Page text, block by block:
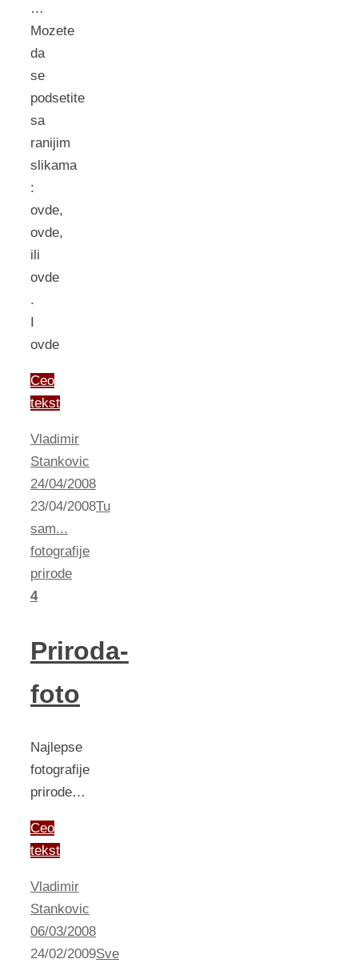
…
Mozete
da
se
podsetite
sa
ranijim
slikama
:
ovde,
ovde,
ili
ovde
.
ovde
Ceo
tekst
Vladimir
Stankovic
24/04/2008
23/04/2008Tu
sam...
fotografije
prirode
4
Priroda-
foto
Najlepse
fotografije
prirode…
Ceo
tekst
Vladimir
Stankovic
06/03/2008
24/02/2009Sve